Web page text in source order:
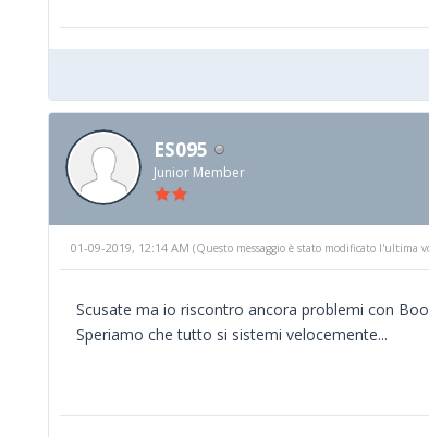
ES095
Junior Member
01-09-2019, 12:14 AM (Questo messaggio è stato modificato l'ultima
Scusate ma io riscontro ancora problemi con
Speriamo che tutto si sistemi velocemente...